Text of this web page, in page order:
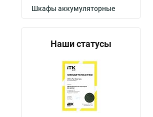
Шкафы аккумуляторные
Наши статусы